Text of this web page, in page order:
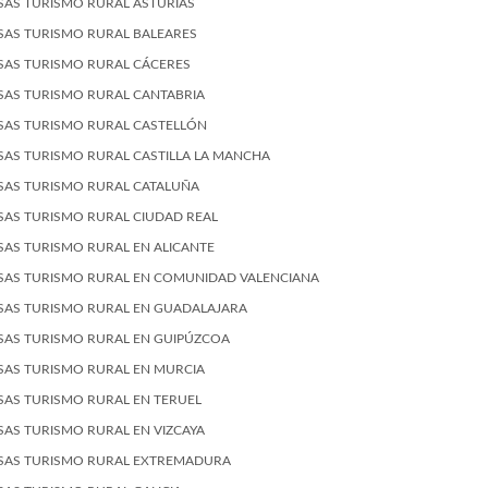
TURISMO RURAL ASTURIAS
TURISMO RURAL BALEARES
TURISMO RURAL CÁCERES
TURISMO RURAL CANTABRIA
TURISMO RURAL CASTELLÓN
TURISMO RURAL CASTILLA LA MANCHA
TURISMO RURAL CATALUÑA
TURISMO RURAL CIUDAD REAL
TURISMO RURAL EN ALICANTE
TURISMO RURAL EN COMUNIDAD VALENCIANA
TURISMO RURAL EN GUADALAJARA
TURISMO RURAL EN GUIPÚZCOA
TURISMO RURAL EN MURCIA
TURISMO RURAL EN TERUEL
TURISMO RURAL EN VIZCAYA
TURISMO RURAL EXTREMADURA